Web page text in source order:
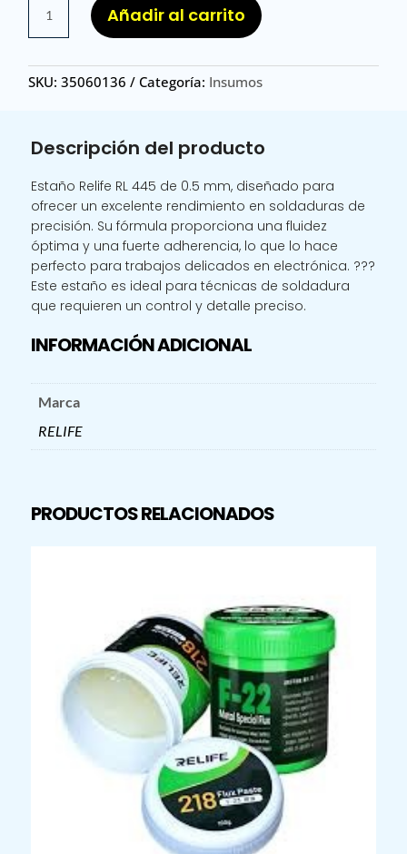
445
0.5MM/
ESTAÑO
445
cantidad
Añadir al carrito
SKU:35060136 Categoría: Insumos
Descripción del producto
Estaño Relife RL 445 de 0.5 mm, diseñado para
ofrecer un excelente rendimiento en soldaduras de
precisión. Su fórmula proporciona una fluidez
óptima y una fuerte adherencia, lo que lo hace
perfecto para trabajos delicados en electrónica. ???
Este estaño es ideal para técnicas de soldadura
que requieren un control y detalle preciso.
INFORMACIÓN ADICIONAL
Marca
RELIFE
PRODUCTOS RELACIONADOS